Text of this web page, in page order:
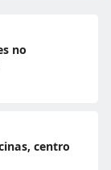
no
centro